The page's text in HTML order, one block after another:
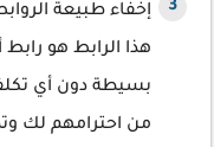
إخفاء طبيعة
هذا الرابط هو
بسيطة دون أي
من احترامهم لك